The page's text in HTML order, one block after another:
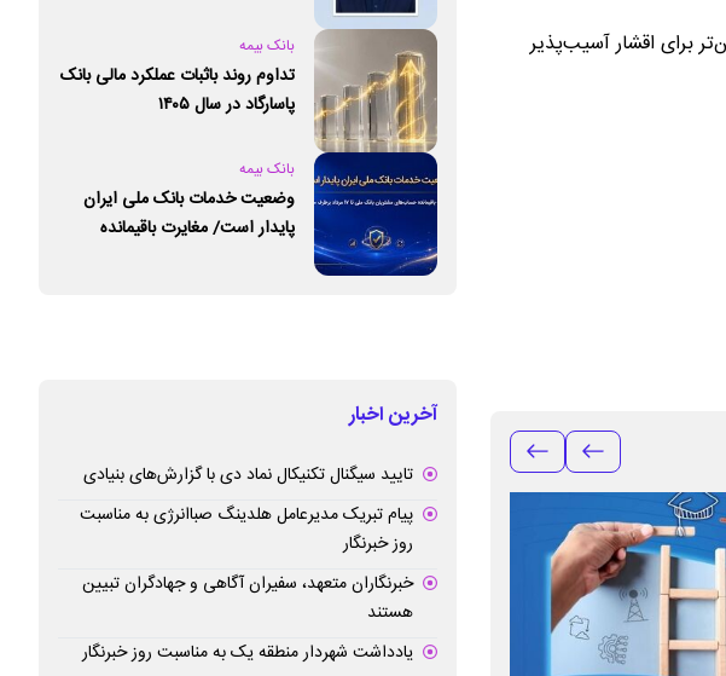
برای اقشار آسیب‌پذیر
بانک بیمه
تداوم روند باثبات عملکرد مالی بانک
پاسارگاد در سال ۱۴۰۵
بانک بیمه
وضعیت خدمات بانک ملی ایران
پایدار است/ مغایرت‌ باقیمانده
آخرین اخبار
تایید سیگنال تکنیکال نماد دی با گزارش‌های بنیادی
پیام تبریک مدیرعامل هلدینگ صباانرژی به مناسبت
روز خبرنگار
خبرنگاران متعهد، سفیران آگاهی و جهادگران تبیین
هستند
یادداشت شهردار منطقه یک به مناسبت روز خبرنگار